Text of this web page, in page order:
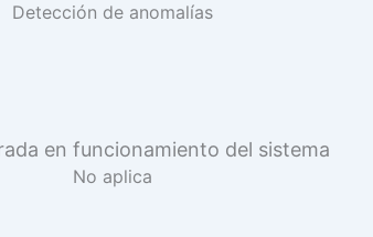
Detección de anomalías
en funcionamiento del sistema
No aplica